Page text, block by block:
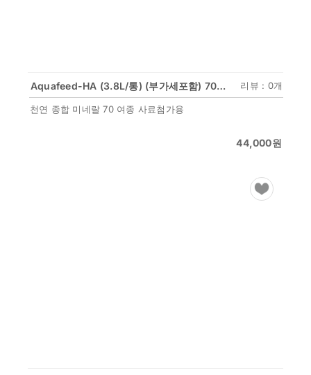
Aquafeed-HA (3.8L/통) (부가세포함) 70여종 천연 종합미네랄 사료첨가용 리뷰 : 0개
천연 종합 미네랄 70 여종 사료첨가용
44,000원